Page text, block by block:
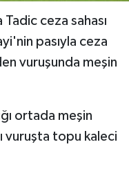
ceza sahası
pasıyla ceza
vuruşunda meşin
ortada meşin
vuruşta topu kaleci